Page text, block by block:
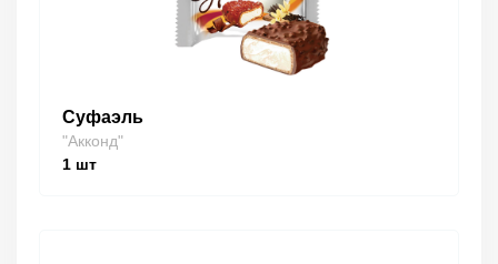
Суфаэль
"Акконд"
1 шт